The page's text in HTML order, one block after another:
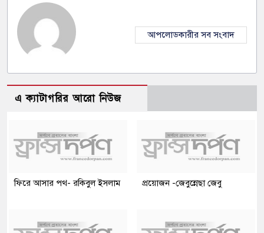
আপলোডকারীর সব সংবাদ
এ ক্যাটাগরির আরো নিউজ
ফিরে আসার পথ- রকিবুল ইসলাম প্রয়োজন -জেবুন্নেছা জেবু